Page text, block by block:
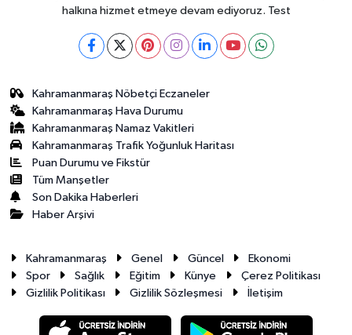
halkına hizmet etmeye devam ediyoruz. Test
Kahramanmaraş Nöbetçi Eczaneler
Kahramanmaraş Hava Durumu
Kahramanmaraş Namaz Vakitleri
Kahramanmaraş Trafik Yoğunluk Haritası
Puan Durumu ve Fikstür
Tüm Manşetler
Son Dakika Haberleri
Haber Arşivi
Kahramanmaraş Genel Güncel
Ekonomi
Spor
Sağlık Eğitim Künye
Çerez Politikası
Gizlilik Politikası
Gizlilik Sözleşmesi İletişim